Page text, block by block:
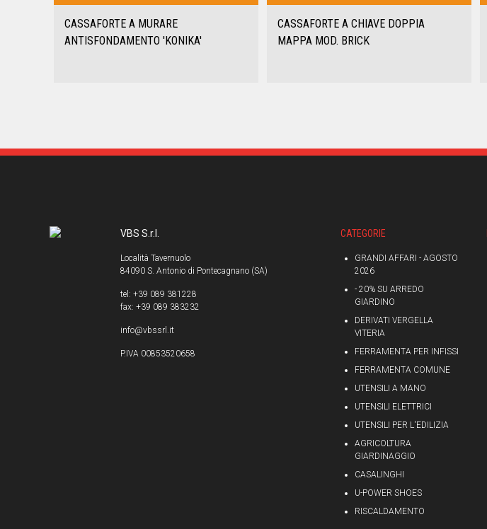
CASSAFORTE A MURARE
ANTISFONDAMENTO 'KONIKA'
CASSAFORTE A CHIAVE DOPPIA
MAPPA MOD. BRICK
VBS S.r.l.
Località Tavernuolo
84090 S. Antonio di Pontecagnano (SA)
tel: +39 089 381228
fax: +39 089 383232
info@vbssrl.it
P.IVA 00853520658
CATEGORIE
GRANDI AFFARI - AGOSTO
2026
- 20% SU ARREDO
GIARDINO
DERIVATI VERGELLA
VITERIA
FERRAMENTA PER INFISSI
FERRAMENTA COMUNE
UTENSILI A MANO
UTENSILI ELETTRICI
UTENSILI PER L'EDILIZIA
AGRICOLTURA
GIARDINAGGIO
CASALINGHI
U-POWER SHOES
RISCALDAMENTO